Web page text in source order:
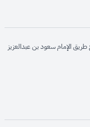
طريق الإمام سعود بن عبدالعزيز